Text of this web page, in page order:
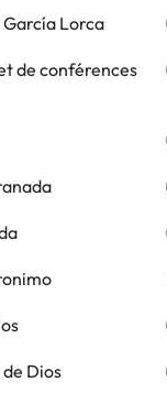
García Lorca
de conférences
de Dios